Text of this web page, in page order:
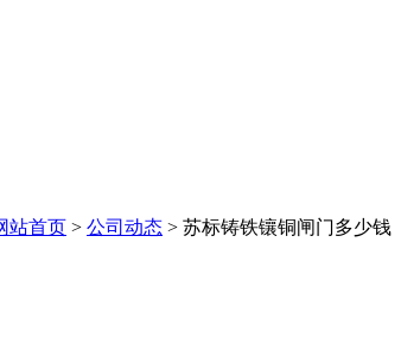
站首页 > 公司动态 > 苏标铸铁镶铜闸门多少钱